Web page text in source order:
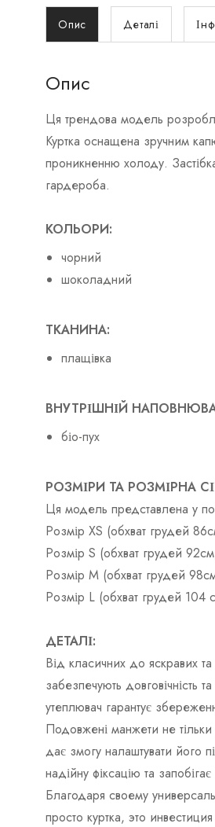
Опис Деталі
Опис
Ця трендова модель
Куртка оснащена зручним
проникненню холоду.
гардероба.
КОЛЬОРИ:
чорний
шоколадний
ТКАНИНА:
плащівка
ВНУТРІШНІЙ
біо-пух
РОЗМІРИ ТА РОЗМІРНА
Ця модель представлена у
Розмір ХS (обхват грудей
Розмір S (обхват грудей
Розмір М (обхват грудей
Розмір L (обхват грудей 104
ДЕТАЛІ:
Від класичних до яскравих
забезпечують довговічність
утеплювач гарантує
Подовжені манжети не
дає змогу налаштувати його
надійну фіксацію та
Благодаря своему
просто куртка, это